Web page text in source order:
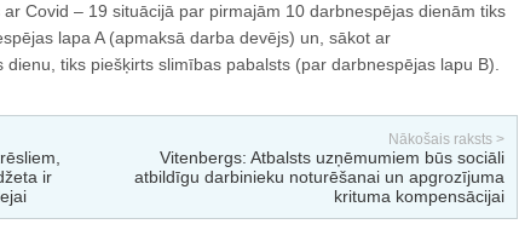
ar Covid – 19 situācijā par pirmajām 10 darbnespējas dienām tiks
lapa A (apmaksā darba devējs) un, sākot ar
dienu, tiks piešķirts slimības pabalsts (par darbnespējas lapu B).
ir
Nākošais raksts >
Vitenbergs: Atbalsts uzņēmumiem būs sociāli
atbildīgu darbinieku noturēšanai un apgrozījuma
krituma kompensācijai